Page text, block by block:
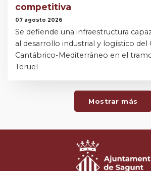
competitiva
07 agosto 2026
Se defiende una infraestructura
al desarrollo industrial y logístico del
Cantábrico-Mediterráneo en el
Teruel
Mostrar más